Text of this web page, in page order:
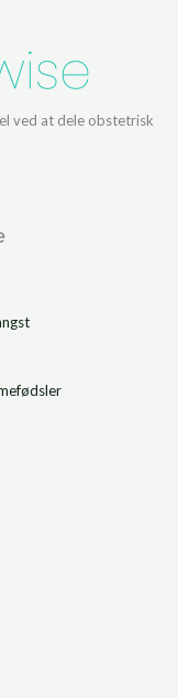
ved at dele obstetrisk